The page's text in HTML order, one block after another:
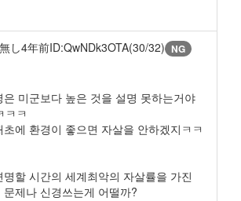
し4年前ID:QwNDk3OTA(30/32) NG
은 미군보다 높은 것을 설명 못하는거야
ㅋㅋ
초에 환경이 좋으면 자살을 안하겠지ㅋㅋ
명할 시간의 세계최악의 자살률을 가진
문제나 신경쓰는게 어떨까?